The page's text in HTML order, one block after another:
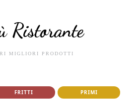
Ristorante
MIGLIORI PRODOTTI
FRITTI PRIMI